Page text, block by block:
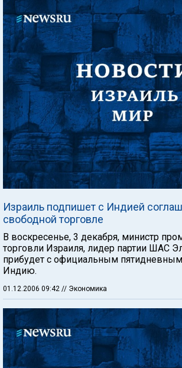
Израиль подпишет с Индией
свободной торговле
В воскресенье, 3 декабря, министр
торговли Израиля, лидер партии ШАС
прибудет с официальным
Индию.
01.12.2006 09:42 // Экономика